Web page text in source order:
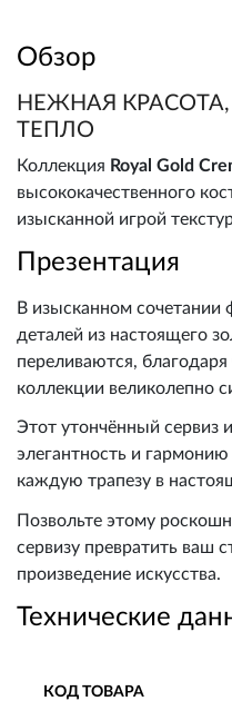
Обзор
НЕЖНАЯ
ТЕПЛО
Коллекция Royal Gold
высококачественного
изысканной игрой
Презентация
В изысканном сочетании
деталей из настоящего
переливаются,
коллекции великолепно
Этот утончённый сервиз
элегантность и
каждую трапезу в
Позвольте этому
сервизу превратить ваш
произведение искусства.
Технические
КОД ТОВАРА